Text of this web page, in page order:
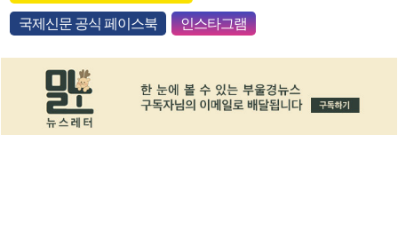
국제신문 공식 페이스북 인스타그램